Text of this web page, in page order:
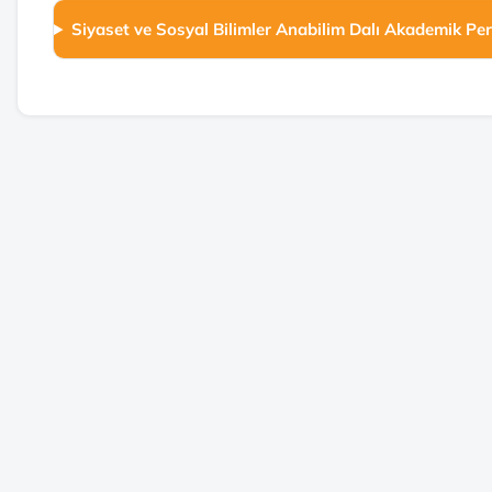
Siyaset ve Sosyal Bilimler Anabilim Dalı Akademik